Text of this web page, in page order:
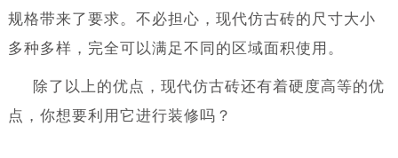
规格带来了要求。不必担心，现代仿古砖的尺寸大小
多种多样，完全可以满足不同的区域面积使用。
除了以上的优点，现代仿古砖还有着硬度高等的优
点，你想要利用它进行装修吗？